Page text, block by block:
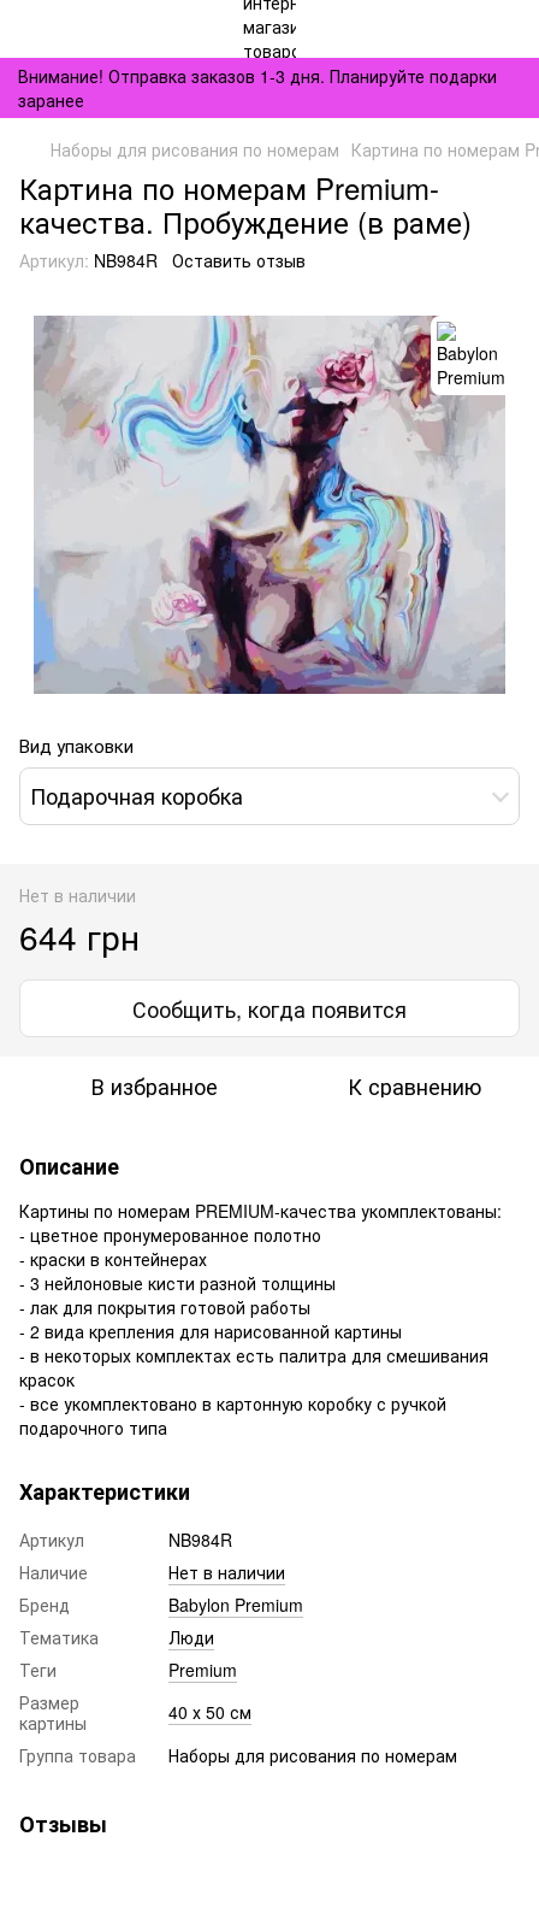
Внимание! Отправка заказов 1-3 дня. Планируйте подарки
заранее
Наборы для рисования по номерам Картина по номерам
Картина по номерам Premium-
качества. Пробуждение (в раме)
Артикул: NB984R Оставить отзыв
Вид упаковки
Подарочная коробка
Нет в наличии
644 грн
Сообщить, когда появится
В избранное К сравнению
Описание
Картины по номерам PREMIUM-качества укомплектованы:
- цветное пронумерованное полотно
- краски в контейнерах
- 3 нейлоновые кисти разной толщины
- лак для покрытия готовой работы
- 2 вида крепления для нарисованной картины
- в некоторых комплектах есть палитра для смешивания
красок
- все укомплектовано в картонную коробку с ручкой
подарочного типа
Характеристики
Артикул
NB984R
Наличие
Нет в наличии
Бренд
Babylon Premium
Тематика
Люди
Теги
Premium
Размер
картины
40 х 50 см
Группа товара
Наборы для рисования по номерам
Отзывы